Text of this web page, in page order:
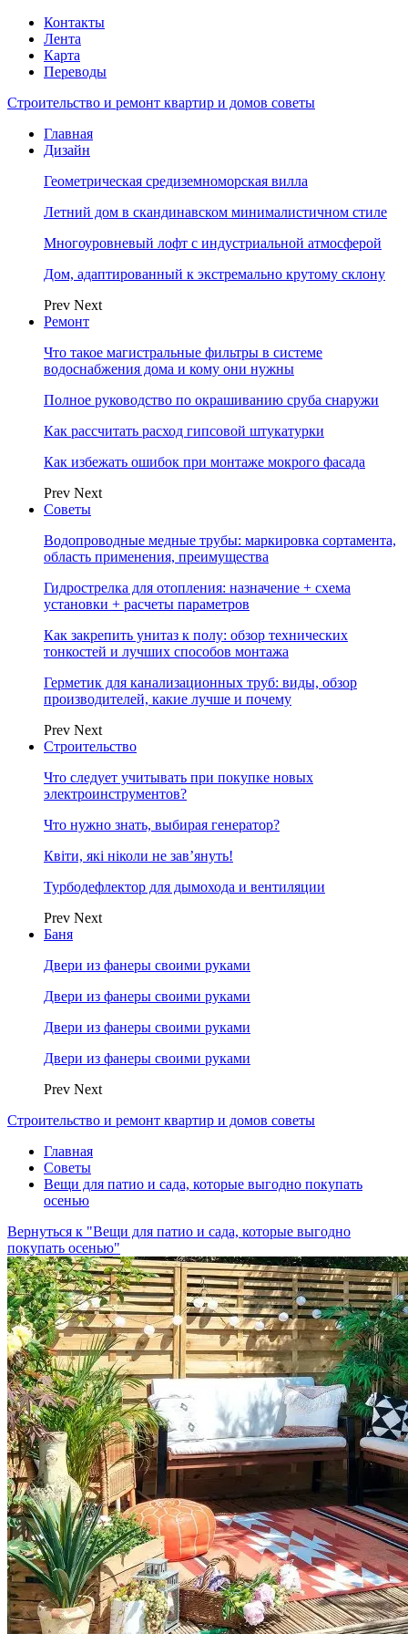
Контакты
Лента
Карта
Переводы
Строительство и ремонт квартир и домов советы
Главная
Дизайн
Геометрическая средиземноморская вилла
Летний дом в скандинавском минималистичном стиле
Многоуровневый лофт с индустриальной атмосферой
Дом, адаптированный к экстремально крутому склону
Prev Next
Ремонт
Что такое магистральные фильтры в системе
водоснабжения дома и кому они нужны
Полное руководство по окрашиванию сруба снаружи
Как рассчитать расход гипсовой штукатурки
Как избежать ошибок при монтаже мокрого фасада
Prev Next
Советы
Водопроводные медные трубы: маркировка сортамента,
область применения, преимущества
Гидрострелка для отопления: назначение + схема
установки + расчеты параметров
Как закрепить унитаз к полу: обзор технических
тонкостей и лучших способов монтажа
Герметик для канализационных труб: виды, обзор
производителей, какие лучше и почему
Prev Next
Строительство
Что следует учитывать при покупке новых
электроинструментов?
Что нужно знать, выбирая генератор?
Квіти, які ніколи не зав’януть!
Турбодефлектор для дымохода и вентиляции
Prev Next
Баня
Двери из фанеры своими руками
Двери из фанеры своими руками
Двери из фанеры своими руками
Двери из фанеры своими руками
Prev Next
Строительство и ремонт квартир и домов советы
Главная
Советы
Вещи для патио и сада, которые выгодно покупать
осенью
Вернуться к "Вещи для патио и сада, которые выгодно
покупать осенью"